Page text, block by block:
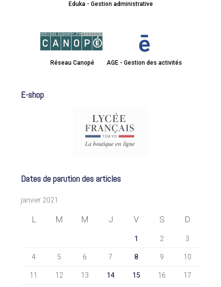
Eduka - Gestion administrative
Réseau Canopé AGE - Gestion des activités
E-shop
Dates de parution des articles
janvier 2021
L M M J V S D
1 2 3
4 5 6 7 8 9 10
11 12 13 14 15 16 17